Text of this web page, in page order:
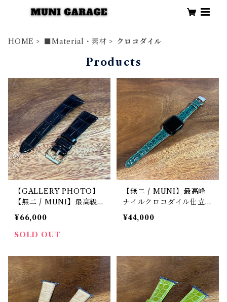
HOME ■Material・素材 クロコダイル
Products
【GALLERY PHOTO】
【無二 / MUNI】最高級
クロコダイル（ニロティカ
ス）仕立て 腕時計専用レ
ザーストラップ ヘリ返し
（ラグ幅20mm）
¥66,000
SOLD OUT
【無二 / MUNI】最高峰
ナイルクロコダイル仕立て
Apple Watch専用ストラ
ップ 丸腑・グリーン（マ
¥44,000